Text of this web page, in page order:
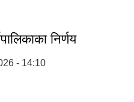
निर्णय
- 14:10